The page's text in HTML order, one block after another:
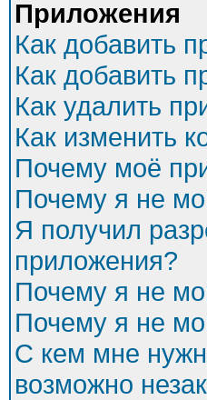
Приложения
Как добавить
Как добавить
Как удалить
Как изменить
Почему моё
Почему я не
Я получил
приложения?
Почему я не
Почему я не
С кем мне
возможно